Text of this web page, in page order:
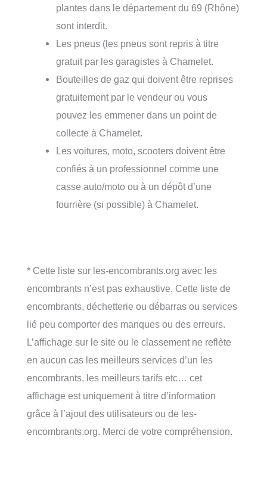
plantes dans le département du 69 (Rhône)
sont interdit.
Les pneus (les pneus sont repris à titre
gratuit par les garagistes à Chamelet.
Bouteilles de gaz qui doivent être reprises
gratuitement par le vendeur ou vous
pouvez les emmener dans un point de
collecte à Chamelet.
Les voitures, moto, scooters doivent être
confiés à un professionnel comme une
casse auto/moto ou à un dépôt d’une
fourrière (si possible) à Chamelet.
* Cette liste sur les-encombrants.org avec les
encombrants n’est pas exhaustive. Cette liste de
encombrants, déchetterie ou débarras ou services
lié peu comporter des manques ou des erreurs.
L’affichage sur le site ou le classement ne reflète
en aucun cas les meilleurs services d’un les
encombrants, les meilleurs tarifs etc… cet
affichage est uniquement à titre d’information
grâce à l’ajout des utilisateurs ou de les-
encombrants.org. Merci de votre compréhension.